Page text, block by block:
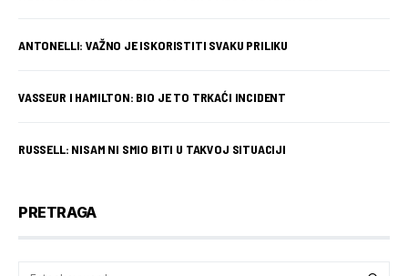
ANTONELLI: VAŽNO JE ISKORISTITI SVAKU PRILIKU
VASSEUR I HAMILTON: BIO JE TO TRKAĆI INCIDENT
RUSSELL: NISAM NI SMIO BITI U TAKVOJ SITUACIJI
PRETRAGA